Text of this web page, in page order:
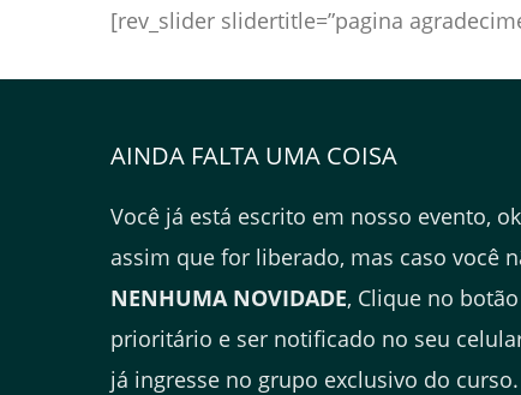
[rev_slider slidertitle=”pagina
AINDA FALTA UMA COISA
Você já está escrito em nosso evento,
assim que for liberado, mas caso você
NENHUMA NOVIDADE, Clique no
prioritário e ser notificado no seu
já ingresse no grupo exclusivo do curso.